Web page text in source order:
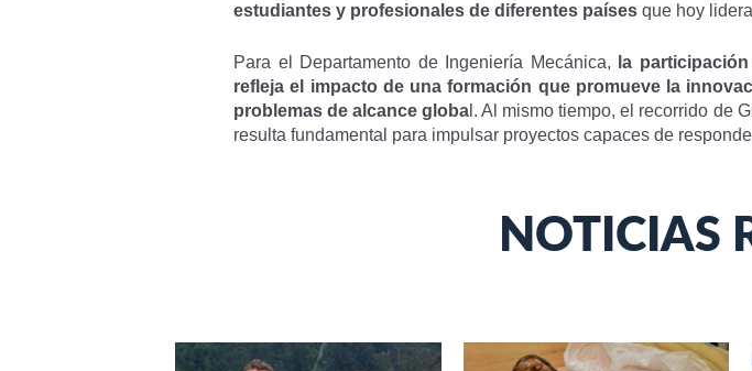
estudiantes y profesionales de diferentes países que hoy
Para el Departamento de Ingeniería Mecánica,
la
refleja el impacto de una formación que promueve la
problemas de alcance globa l. Al mismo tiempo, el recorrido de
resulta fundamental para impulsar proyectos capaces de
NOTICIAS